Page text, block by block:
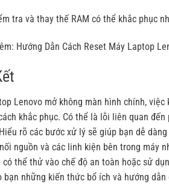
tra và thay thế RAM có thể khắc phục
Hướng Dẫn Cách Reset Máy Laptop
Lenovo mở không màn hình chính, việc
khắc phục. Có thể là lỗi liên quan
rõ các bước xử lý sẽ giúp bạn dễ
nguồn và các linh kiện bên trong máy
có thể thử vào chế độ an toàn hoặc sử
bạn những kiến thức bổ ích và hướng